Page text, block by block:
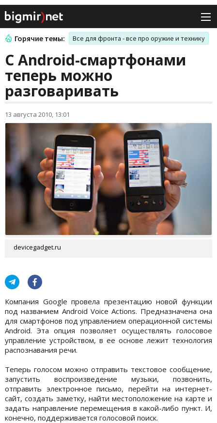
Горячие темы: Все для фронта - все про оружие и технику
С Android-смартфонами
теперь можно
разговаривать
13 августа 2010, 13:01
devicegadget.ru
Компания Google провела презентацию новой функции
под названием Android Voice Actions. Предназначена она
для смартфонов под управлением операционной системы
Android. Эта опция позволяет осуществлять голосовое
управление устройством, в ее основе лежит технология
распознавания речи.
Теперь голосом можно отправить текстовое сообщение,
запустить воспроизведение музыки, позвонить,
отправить электронное письмо, перейти на интернет-
сайт, создать заметку, найти местоположение на карте и
задать направление перемещения в какой-либо пункт. И,
конечно, поддерживается голосовой поиск.